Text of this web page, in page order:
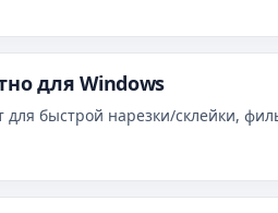
для Windows
быстрой нарезки/склейки,